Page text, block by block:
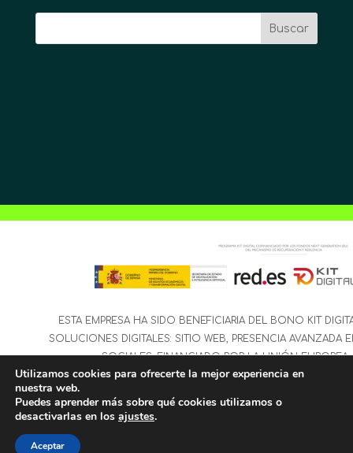
Buscar
ESTA EMPRESA HA SIDO BENEFICIARIA DEL BONO KIT
SOLUCIONES DIGITALES: SITIO WEB, PRESENCIA AVANZADA
SOCIALES, FINANCIADO POR LA UNIÓN EUROPEA
Utilizamos cookies para ofrecerte la mejor experiencia en
nuestra web.
Puedes aprender más sobre qué cookies utilizamos o
desactivarlas en los ajustes.
Aceptar